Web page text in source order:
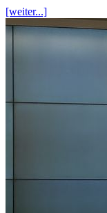
[weiter...]